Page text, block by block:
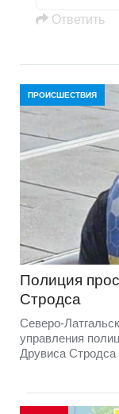
Oтветить
ПРОИСШЕСТВИЯ
Полиция
Стродса
Северо-
управления
Друвиса Стродса